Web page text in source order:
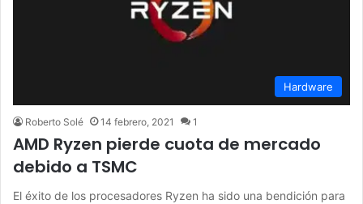
Hardware
Roberto Solé 14 febrero, 2021 1
AMD Ryzen pierde cuota de mercado
debido a TSMC
El éxito de los procesadores Ryzen ha sido una bendición para